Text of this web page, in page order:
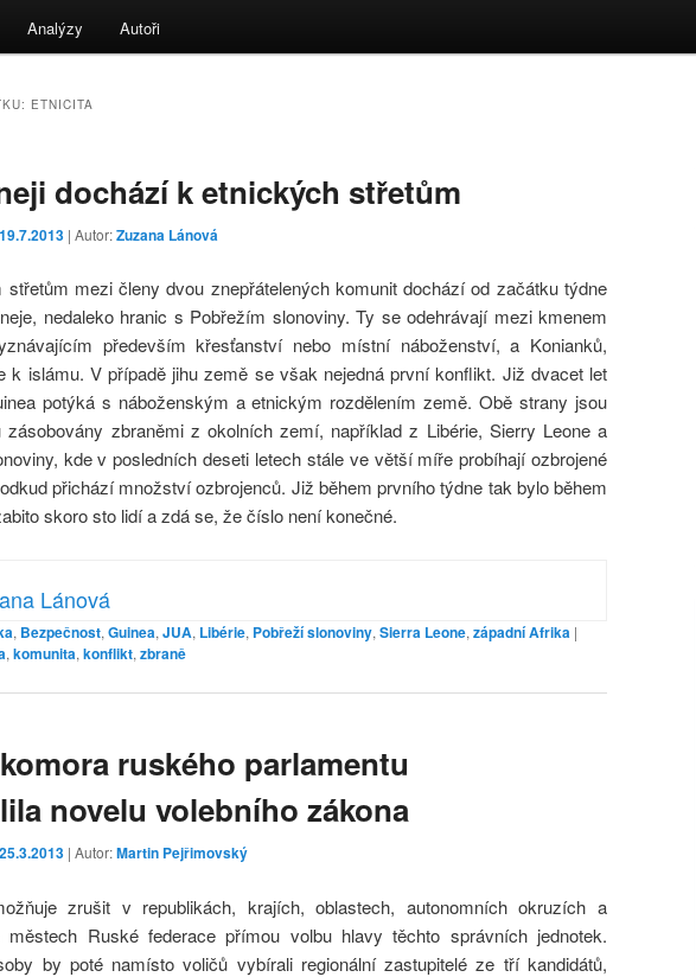
Analýzy Autoři
ETNICITA
dochází k etnických střetům
19.7.2013 | Autor:Zuzana Lánová
střetům mezi členy dvou znepřátelených komunit dochází od začátku týdne
nedaleko hranic s Pobřežím slonoviny. Ty se odehrávají mezi kmenem
především křesťanství nebo místní náboženství, a Konianků,
k islámu. V případě jihu země se však nejedná první konflikt. Již dvacet let
potýká s náboženským a etnickým rozdělením země. Obě strany jsou
zásobovány zbraněmi z okolních zemí, například z Libérie, Sierry Leone a
kde v posledních deseti letech stále ve větší míře probíhají ozbrojené
přichází množství ozbrojenců. Již během prvního týdne tak bylo během
skoro sto lidí a zdá se, že číslo není konečné.
Lánová
, Bezpečnost, Guinea, JUA, Libérie, Pobřeží slonoviny, Sierra Leone, západní Afrika |
, komunita, konflikt, zbraně
ruského parlamentu
novelu volebního zákona
25.3.2013 | Autor:Martin Pejřimovský
zrušit v republikách, krajích, oblastech, autonomních okruzích a
městech Ruské federace přímou volbu hlavy těchto správních jednotek.
by poté namísto voličů vybírali regionální zastupitelé ze tří kandidátů,